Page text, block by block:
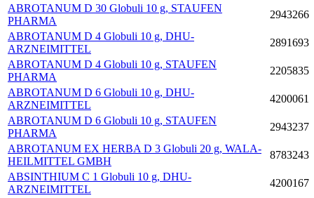
ABROTANUM D 30 Globuli 10 g, STAUFEN
PHARMA
2943266
ABROTANUM D 4 Globuli 10 g, DHU-
ARZNEIMITTEL
2891693
ABROTANUM D 4 Globuli 10 g, STAUFEN
PHARMA
2205835
ABROTANUM D 6 Globuli 10 g, DHU-
ARZNEIMITTEL
4200061
ABROTANUM D 6 Globuli 10 g, STAUFEN
PHARMA
2943237
ABROTANUM EX HERBA D 3 Globuli 20 g, WALA-
HEILMITTEL GMBH
8783243
ABSINTHIUM C 1 Globuli 10 g, DHU-
ARZNEIMITTEL
4200167